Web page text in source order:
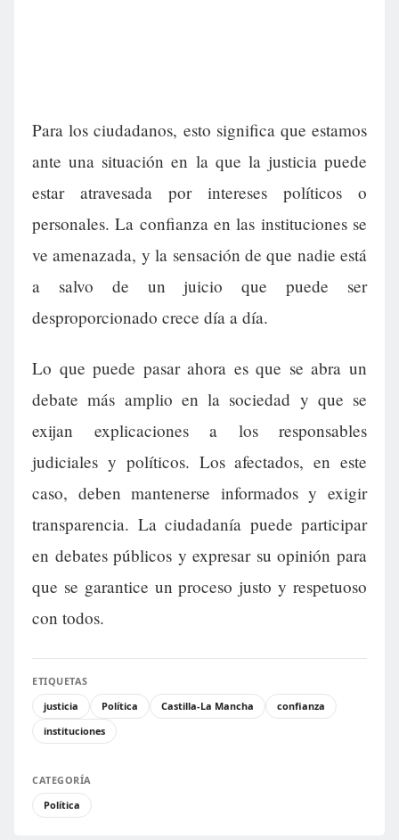
Para los ciudadanos, esto significa que estamos
ante una situación en la que la justicia puede
estar atravesada por intereses políticos o
personales. La confianza en las instituciones se
ve amenazada, y la sensación de que nadie está
a salvo de un juicio que puede ser
desproporcionado crece día a día.
Lo que puede pasar ahora es que se abra un
debate más amplio en la sociedad y que se
exijan explicaciones a los responsables
judiciales y políticos. Los afectados, en este
caso, deben mantenerse informados y exigir
transparencia. La ciudadanía puede participar
en debates públicos y expresar su opinión para
que se garantice un proceso justo y respetuoso
con todos.
ETIQUETAS
justicia
Política Castilla-La Mancha
confianza
instituciones
CATEGORÍA
Política